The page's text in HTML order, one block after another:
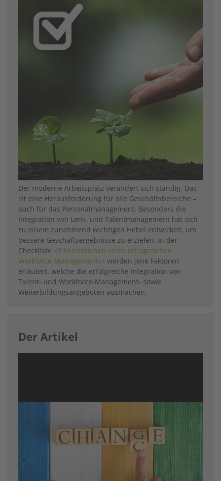
Der moderne Arbeitsplatz verändert sich ständig. Das
ist eine Herausforderung für alle Geschäftsbereiche –
auch für das Personalmanagement. Besonders die
Integration von Lern- und Talentmanagement hat sich
zu einem zunehmend wichtigen Hebel entwickelt, um
bessere Geschäftsergebnisse zu erzielen. In der
Checkliste «9 Kennzeichen eines erfolgreichen
Workforce-Managements» werden jene Faktoren
erläutert, welche die erfolgreiche Integration von
Talent- und Workforce-Management- sowie
Weiterbildungsangeboten ausmachen.
Der Artikel